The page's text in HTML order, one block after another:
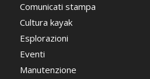
Comunicati stampa
Cultura kayak
Esplorazioni
Eventi
Manutenzione